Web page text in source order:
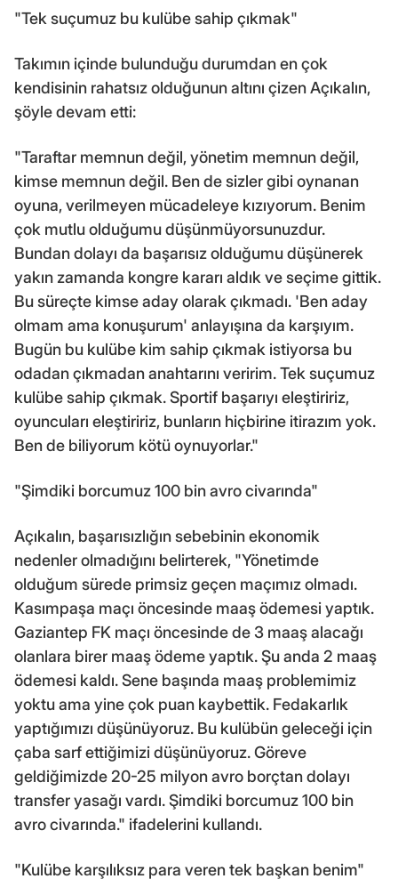
"Tek suçumuz bu kulübe sahip çıkmak"
Takımın içinde bulunduğu durumdan en çok
kendisinin rahatsız olduğunun altını çizen Açıkalın,
şöyle devam etti:
"Taraftar memnun değil, yönetim memnun değil,
kimse memnun değil. Ben de sizler gibi oynanan
oyuna, verilmeyen mücadeleye kızıyorum. Benim
çok mutlu olduğumu düşünmüyorsunuzdur.
Bundan dolayı da başarısız olduğumu düşünerek
yakın zamanda kongre kararı aldık ve seçime gittik.
Bu süreçte kimse aday olarak çıkmadı. 'Ben aday
olmam ama konuşurum' anlayışına da karşıyım.
Bugün bu kulübe kim sahip çıkmak istiyorsa bu
odadan çıkmadan anahtarını veririm. Tek suçumuz
kulübe sahip çıkmak. Sportif başarıyı eleştiririz,
oyuncuları eleştiririz, bunların hiçbirine itirazım yok.
Ben de biliyorum kötü oynuyorlar."
"Şimdiki borcumuz 100 bin avro civarında"
Açıkalın, başarısızlığın sebebinin ekonomik
nedenler olmadığını belirterek, "Yönetimde
olduğum sürede primsiz geçen maçımız olmadı.
Kasımpaşa maçı öncesinde maaş ödemesi yaptık.
Gaziantep FK maçı öncesinde de 3 maaş alacağı
olanlara birer maaş ödeme yaptık. Şu anda 2 maaş
ödemesi kaldı. Sene başında maaş problemimiz
yoktu ama yine çok puan kaybettik. Fedakarlık
yaptığımızı düşünüyoruz. Bu kulübün geleceği için
çaba sarf ettiğimizi düşünüyoruz. Göreve
geldiğimizde 20-25 milyon avro borçtan dolayı
transfer yasağı vardı. Şimdiki borcumuz 100 bin
avro civarında." ifadelerini kullandı.
"Kulübe karşılıksız para veren tek başkan benim"